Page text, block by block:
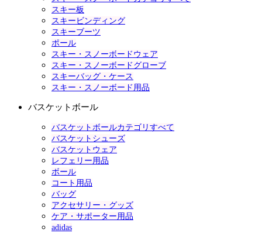
スキー板
スキービンディング
スキーブーツ
ポール
スキー・スノーボードウェア
スキー・スノーボードグローブ
スキーバッグ・ケース
スキー・スノーボード用品
バスケットボール
バスケットボールカテゴリすべて
バスケットシューズ
バスケットウェア
レフェリー用品
ボール
コート用品
バッグ
アクセサリー・グッズ
ケア・サポーター用品
adidas